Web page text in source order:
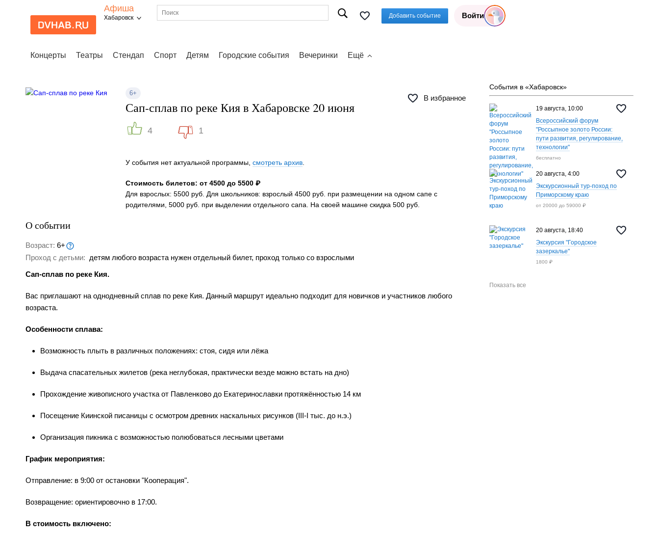
Афиша
Хабаровск Добавить событие Войти
Концерты Театры Стендап Спорт Детям Городские события Вечеринки Ещё
6+
В избранное
Сап-сплав по реке Кия в Хабаровске 20 июня
4 1
У события нет актуальной программы, смотреть архив
Стоимость билетов: от 4500 до 5500 ₽
Для взрослых: 5500 руб. Для школьников: взрослый 4500 руб. при размещении на одном сапе с
родителями, 5000 руб. при выделении отдельного сапа. На своей машине скидка 500 руб.
О событии
Возраст: 6+
Проход с детьми: детям любого возраста нужен отдельный билет, проход только со взрослыми
Сап-сплав по реке Кия.
Вас приглашают на однодневный сплав по реке Кия. Данный маршрут идеально подходит для новичков и участников любого
возраста.
Особенности сплава:
Возможность плыть в различных положениях: стоя, сидя или лёжа
Выдача спасательных жилетов (река неглубокая, практически везде можно встать на дно)
Прохождение живописного участка от Павленково до Екатеринославки протяжённостью 14 км
Посещение Киинской писаницы с осмотром древних наскальных рисунков (III-I тыс. до н.э.)
Организация пикника с возможностью полюбоваться лесными цветами
График мероприятия:
Отправление: в 9:00 от остановки "Кооперация".
Возвращение: ориентировочно в 17:00.
В стоимость включено:
События в «Хабаровск»
19 августа, 10:00
Всероссийский форум
"Россыпное золото России:
пути развития, регулирование,
технологии"
бесплатно
20 августа, 4:00
Экскурсионный тур-поход по
Приморскому краю
от 20000 до 59000 ₽
20 августа, 18:40
Экскурсия "Городское
зазеркалье"
1800 ₽
Показать все